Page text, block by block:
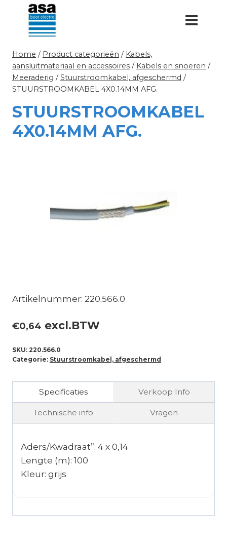
Doorgaan
inhoud
Home / Product categorieën / Kabels,
aansluitmateriaal en accessoires / Kabels en snoeren /
Meeraderig / Stuurstroomkabel, afgeschermd /
STUURSTROOMKABEL 4X0.14MM AFG.
STUURSTROOMKABEL
4X0.14MM AFG.
Artikelnummer: 220.566.0
€0,64 excl.BTW
SKU: 220.566.0
Categorie: Stuurstroomkabel, afgeschermd
Specificaties Verkoop Info
Technische info Vragen
Aders/Kwadraat”: 4 x 0,14
Lengte (m): 100
Kleur: grijs